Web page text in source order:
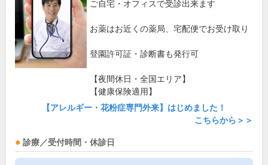
ご自宅・オフィスで受診出来ます
お薬はお近くの薬局、宅配便でお受け取り
登園許可証・診断書も発行可
【夜間休日・全国エリア】
【健康保険適用】
【アレルギー・花粉症専門外来】はじめました！
こちらから＞＞
診療／受付時間・休診日